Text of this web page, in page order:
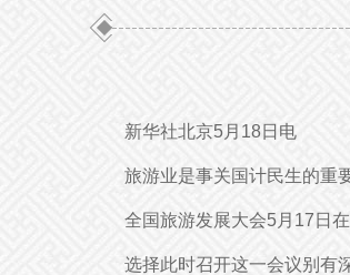
新华社北京5月18日电
旅游业是事关国计民生的重
全国旅游发展大会5月17日
选择此时召开这一会议别有